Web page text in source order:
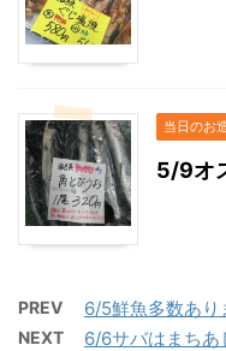
当日のお
5/9オ
PREV 6/5鮮魚多数あり
NEXT 6/6サバはまちあ